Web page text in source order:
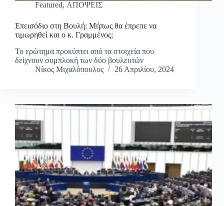
Featured, ΑΠΟΨΕΙΣ
Επεισόδιο στη Βουλή: Μήπως θα έπρεπε να
τιμωρηθεί και ο κ. Γραμμένος;
Το ερώτημα προκύπτει από τα στοιχεία που
δείχνουν συμπλοκή των δύο βουλευτών
Νίκος Μιχαλόπουλος
26 Απριλίου, 2024